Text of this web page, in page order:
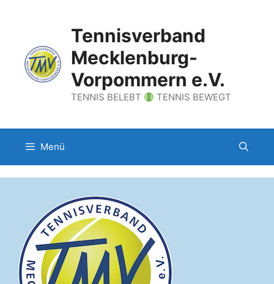
Tennisverband
Mecklenburg-
Vorpommern e.V.
TENNIS BELEBT TENNIS BEWEGT
Menü